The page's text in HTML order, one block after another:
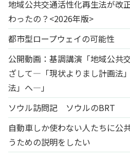
地域公共交通活性化再生法が改
わったの？<2026年版>
都市型ロープウェイの可能性
公開動画：基調講演「地域公共
ざして―「現状よりまし計画法
法」へ―」
ソウル訪問記 ソウルのBRT
自動車しか使わない人たちに公
うための説明をしたい